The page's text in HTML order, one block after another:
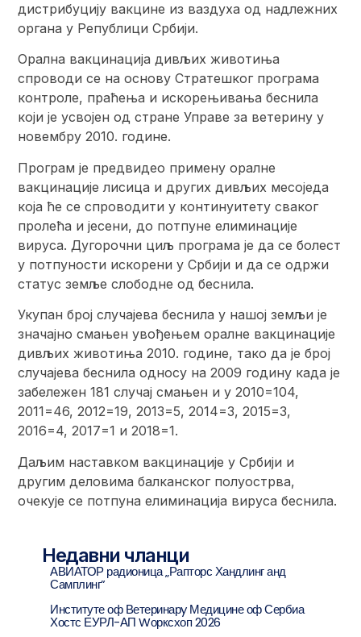
дистрибуцију вакцине из ваздуха од надлежних
органа у Републици Србији.
Орална вакцинација дивљих животиња
спроводи се на основу Стратешког програма
контроле, праћења и искорењивања беснила
који је усвојен од стране Управе за ветерину у
новембру 2010. године.
Програм је предвидео примену оралне
вакцинације лисица и других дивљих месоједа
која ће се спроводити у континуитету сваког
пролећа и јесени, до потпуне елиминације
вируса. Дугорочни циљ програма је да се болест
у потпуности искорени у Србији и да се одржи
статус земље слободне од беснила.
Укупан број случајева беснила у нашој земљи је
значајно смањен увођењем оралне вакцинације
дивљих животиња 2010. године, тако да је број
случајева беснила односу на 2009 годину када је
забележен 181 случај смањен и у 2010=104,
2011=46, 2012=19, 2013=5, 2014=3, 2015=3,
2016=4, 2017=1 и 2018=1.
Даљим наставком вакцинације у Србији и
другим деловима балканског полуострва,
очекује се потпуна елиминација вируса беснила.
Недавни чланци
АВИАТОР радионица „Рапторс Хандлинг анд
Самплинг”
Институте оф Ветеринарy Медицине оф Сербиа
Хостс ЕУРЛ-АП Wорксхоп 2026